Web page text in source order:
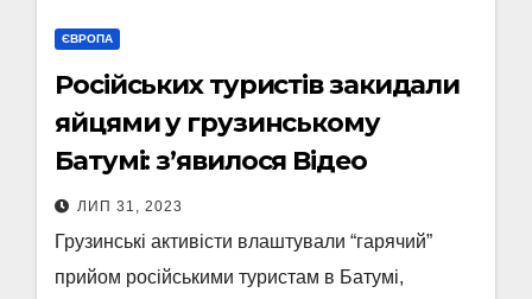
ЄВРОПА
Російських туристів закидали
яйцями у грузинському
Батумі: з’явилося Відео
ЛИП 31, 2023
Грузинські активісти влаштували “гарячий”
прийом російськими туристам в Батумі,